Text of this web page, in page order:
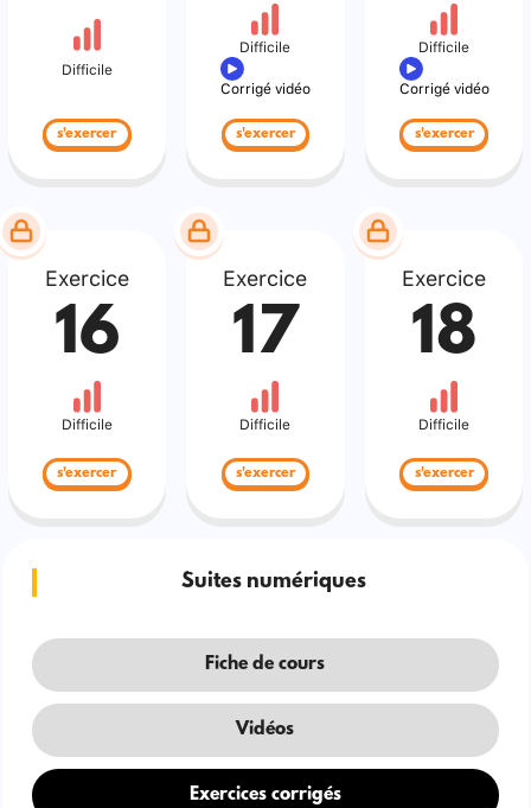
Difficile
s'exercer
Difficile
Corrigé vidéo
s'exercer
Difficile
Corrigé vidéo
s'exercer
Exercice
16
Difficile
s'exercer
Exercice
17
Difficile
s'exercer
Exercice
18
Difficile
s'exercer
Suites numériques
Fiche de cours
Vidéos
Exercices corrigés